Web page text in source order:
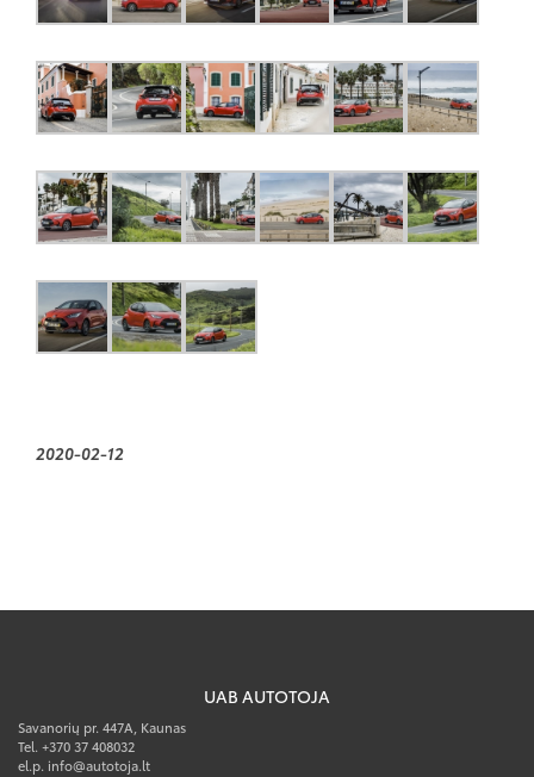
2020-02-12
UAB AUTOTOJA
Savanorių pr. 447A, Kaunas
Tel. +370 37 408032
el.p. info@autotoja.lt